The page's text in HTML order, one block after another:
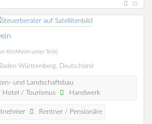
25
Kirchheim unter Teck)
Württemberg, Deutschland
und Landschaftsbau
Hotel / Tourismus
Handwerk
Rentner / Pensionäre